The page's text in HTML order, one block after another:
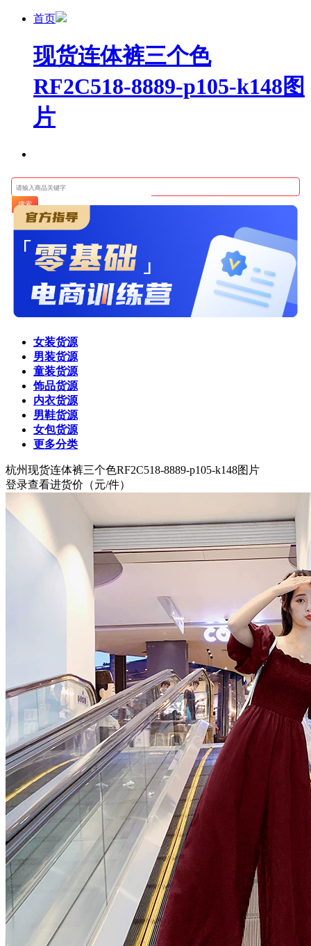
首页
现货连体裤三个色
RF2C518-8889-p105-k148图
片
搜索
女装货源
男装货源
童装货源
饰品货源
内衣货源
男鞋货源
女包货源
更多分类
杭州现货连体裤三个色RF2C518-8889-p105-k148图片
登录查看进货价 （元/件）